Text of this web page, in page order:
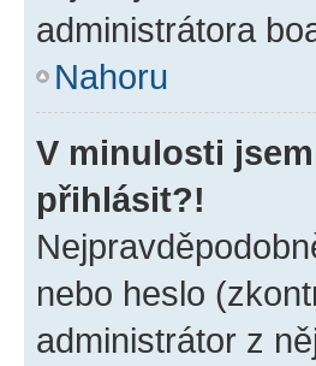
administrátora
Nahoru
V minulosti
přihlásit?!
nebo heslo
administrátor z